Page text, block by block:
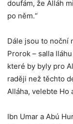
doufám, že Alláh
po něm.“
Dále jsou to noční
Prorok – salla
které by byly pro
raději než těchto
Alláha, velebte Ho
Ibn Umar a Abú